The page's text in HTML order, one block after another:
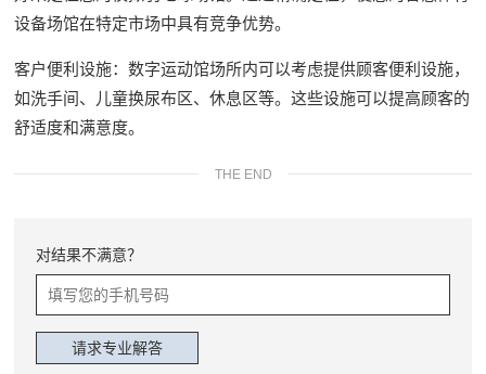
设备场馆在特定市场中具有竞争优势。
客户便利设施：数字运动馆场所内可以考虑提供顾客便利设施，
如洗手间、儿童换尿布区、休息区等。这些设施可以提高顾客的
舒适度和满意度。
THE END
对结果不满意？